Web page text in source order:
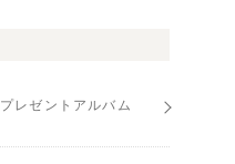
プレゼントアルバム